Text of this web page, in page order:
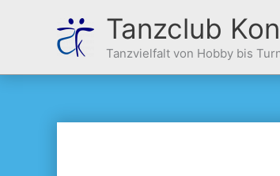
Tanzclub
Tanzvielfalt von Hobby bis